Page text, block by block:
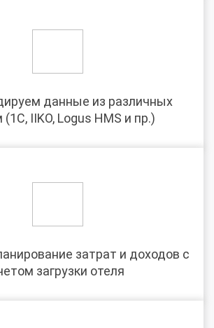
данные из различных
(1С, IIKO, Logus HMS и пр.)
затрат и доходов с
загрузки отеля